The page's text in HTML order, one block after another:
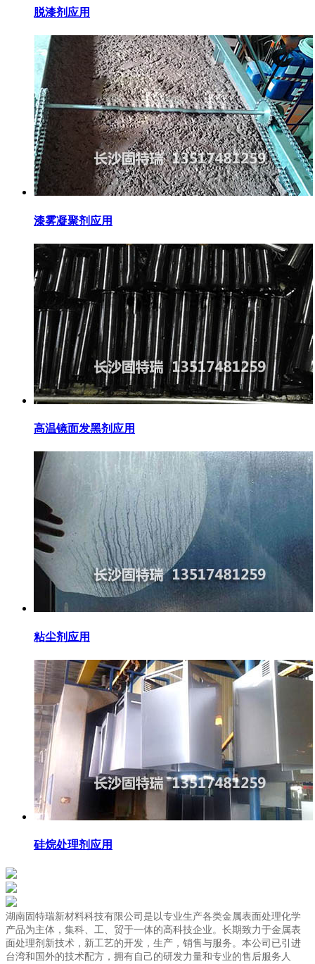
脱漆剂应用
漆雾凝聚剂应用
高温镜面发黑剂应用
粘尘剂应用
硅烷处理剂应用
湖南固特瑞新材料科技有限公司是以专业生产各类金属表面处理化学
产品为主体，集科、工、贸于一体的高科技企业。长期致力于金属表
面处理剂新技术，新工艺的开发，生产，销售与服务。本公司已引进
台湾和国外的技术配方，拥有自己的研发力量和专业的售后服务人